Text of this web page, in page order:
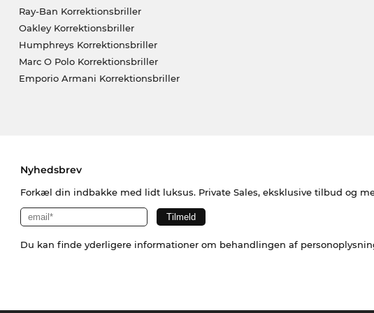
Ray-Ban Korrektionsbriller
Oakley Korrektionsbriller
Humphreys Korrektionsbriller
Marc O Polo Korrektionsbriller
Emporio Armani Korrektionsbriller
Nyhedsbrev
Forkæl din indbakke med lidt luksus. Private Sales, eksklusive tilbud og
Du kan finde yderligere informationer om behandlingen af